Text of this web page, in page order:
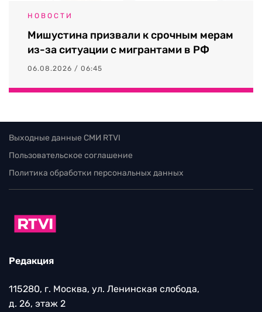
НОВОСТИ
Мишустина призвали к срочным мерам
из-за ситуации с мигрантами в РФ
06.08.2026 / 06:45
Выходные данные СМИ RTVI
Пользовательское соглашение
Политика обработки персональных данных
Редакция
115280, г. Москва, ул. Ленинская слобода,
д. 26, этаж 2